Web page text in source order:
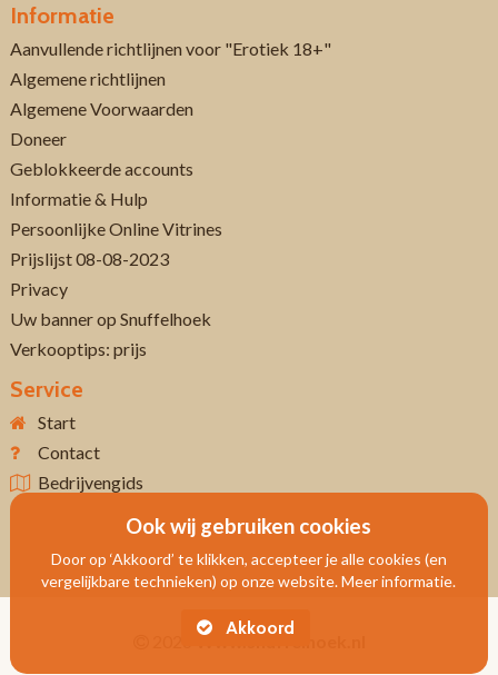
Informatie
Aanvullende richtlijnen voor "Erotiek 18+"
Algemene richtlijnen
Algemene Voorwaarden
Doneer
Geblokkeerde accounts
Informatie & Hulp
Persoonlijke Online Vitrines
Prijslijst 08-08-2023
Privacy
Uw banner op Snuffelhoek
Verkooptips: prijs
Service
Start
Contact
Bedrijvengids
Www.snuffelhoek.nl
Ook wij gebruiken cookies
Door op ‘Akkoord’ te klikken, accepteer je alle cookies (en
vergelijkbare technieken) op onze website. Meer informatie.
Akkoord